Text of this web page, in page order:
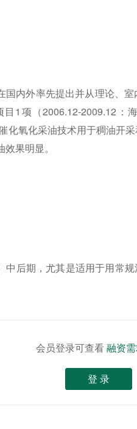
内外率先提出并从理论、
1项（2006.12-2009.12
化氧化采油技术用于稠油开
果明显。
后期，尤其是适用于用常
会员登录可查看融资
登 录